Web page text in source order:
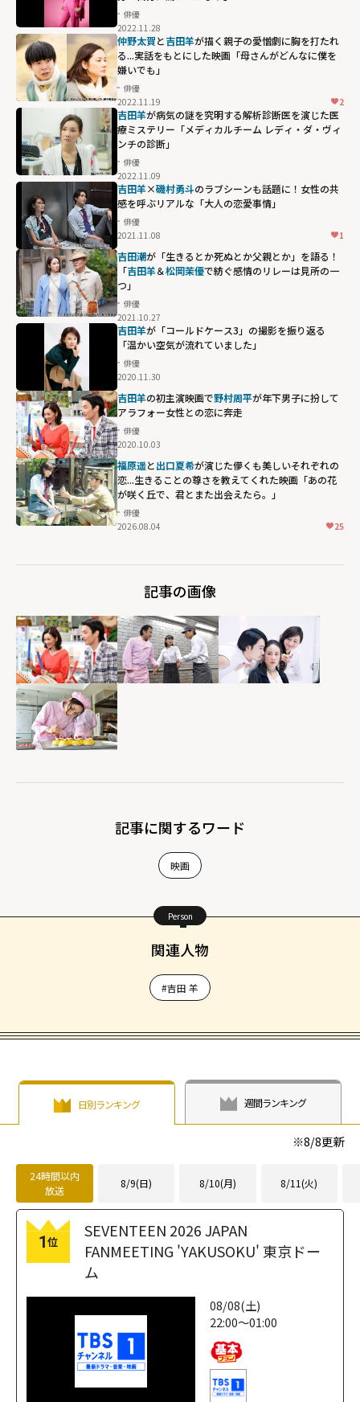
俳優
2022.11.28
仲野太賀と吉田羊が描く親子の愛憎劇に胸を打たれ
る...実話をもとにした映画「母さんがどんなに僕を
嫌いでも」
俳優
2022.11.19
2
吉田羊が病気の謎を究明する解析診断医を演じた医
療ミステリー「メディカルチーム レディ・ダ・ヴィ
ンチの診断」
俳優
2022.11.09
吉田羊×磯村勇斗のラブシーンも話題に！女性の共
感を呼ぶリアルな「大人の恋愛事情」
俳優
2021.11.08
1
吉田潮が「生きるとか死ぬとか父親とか」を語る！
「吉田羊＆松岡茉優で紡ぐ感情のリレーは見所の一
つ」
俳優
2021.10.27
吉田羊が「コールドケース3」の撮影を振り返る
「温かい空気が流れていました」
俳優
2020.11.30
吉田羊の初主演映画で野村周平が年下男子に扮して
アラフォー女性との恋に奔走
俳優
2020.10.03
福原遥と出口夏希が演じた儚くも美しいそれぞれの
恋...生きることの尊さを教えてくれた映画「あの花
が咲く丘で、君とまた出会えたら。」
俳優
2026.08.04
25
記事の画像
記事に関するワード
映画
Person
関連人物
#吉田 羊
日別ランキング 週間ランキング
※8/8更新
24時間以内
放送
8/9(日) 8/10(月) 8/11(火)
1位
SEVENTEEN 2026 JAPAN
FANMEETING 'YAKUSOKU' 東京ドー
ム
08/08(土)
22:00～01:00